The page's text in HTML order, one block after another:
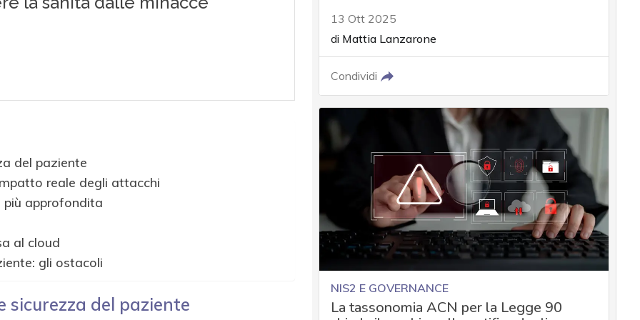
del paziente
reale degli attacchi
più approfondita
al cloud
gli ostacoli
sicurezza del paziente
13 Ott 2025
di Mattia Lanzarone
Condividi
NIS2 E GOVERNANCE
La tassonomia ACN per la Legge 90